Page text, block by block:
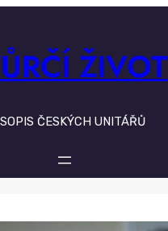
ŽIVOT
ČESKÝCH UNITÁŘŮ